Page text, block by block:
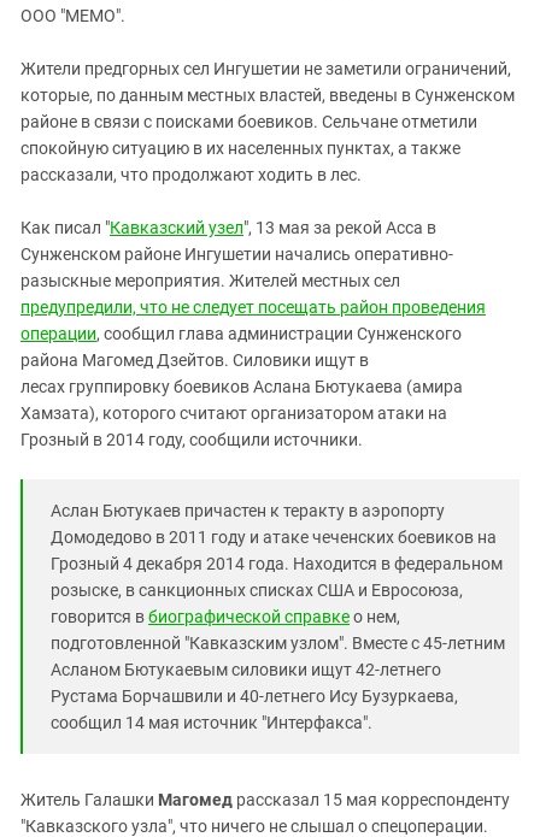
ИНАКОМЫСЛИЕ В ЧЕЧНЕ
ПРЕСЛЕДОВАНИЕ АКТИВИСТОВ
МОБИЛИЗАЦИЯ И ПРОТЕСТЫ
Дагестан
Кабардино-Балкария
Калмыкия
Карачаево-Черкесия
Нагорный Карабах
Российская Федерация
Ростовская область
Северная Осетия - Алания
СКФО
Ставропольский край
Южная Осетия
Южный Кавказ
ООО "МЕМО".
Жители предгорных сел Ингушетии не заметили ограничений,
которые, по данным местных властей, введены в Сунженском
районе в связи с поисками боевиков. Сельчане отметили
спокойную ситуацию в их населенных пунктах, а также
рассказали, что продолжают ходить в лес.
Как писал "Кавказский узел", 13 мая за рекой Асса в
Сунженском районе Ингушетии начались оперативно-
разыскные мероприятия. Жителей местных сел
предупредили, что не следует посещать район проведения
операции, сообщил глава администрации Сунженского
района Магомед Дзейтов. Силовики ищут в
лесах группировку боевиков Аслана Бютукаева (амира
Хамзата), которого считают организатором атаки на
Грозный в 2014 году, сообщили источники.
Аслан Бютукаев причастен к теракту в аэропорту
Домодедово в 2011 году и атаке чеченских боевиков на
Грозный 4 декабря 2014 года. Находится в федеральном
розыске, в санкционных списках США и Евросоюза,
говорится вбиографической справкео нем,
подготовленной "Кавказским узлом". Вместе с 45-летним
Асланом Бютукаевым силовики ищут 42-летнего
Рустама Борчашвили и 40-летнего Ису Бузуркаева,
сообщил 14 мая источник "Интерфакса".
Житель Галашки Магомед рассказал 15 мая корреспонденту
"Кавказского узла", что ничего не слышал о спецоперации.